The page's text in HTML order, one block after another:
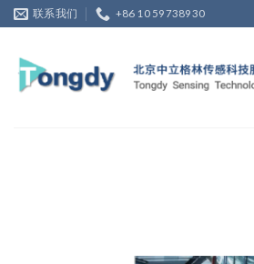
Skip
to
联系我们 +86 10 59738930